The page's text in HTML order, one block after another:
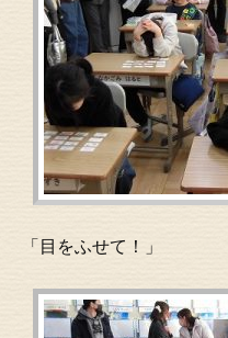
「目をふせて！」